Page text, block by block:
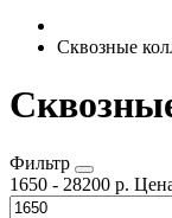
Сквозные
Фильтр
1650 - 28200 р.